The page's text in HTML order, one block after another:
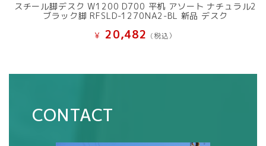
スチール脚デスク W1200 D700 平机 アソート ナチュラル2
ブラック脚 RFSLD-1270NA2-BL 新品 デスク
¥ 20,482 (税込）
CONTACT